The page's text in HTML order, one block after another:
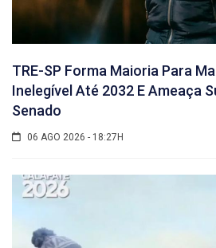
TRE-SP Forma Maioria Para
Inelegível Até 2032 E Ameaça
Senado
06 AGO 2026 - 18:27H